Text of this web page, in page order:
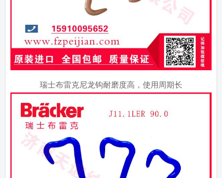
瑞士布雷克尼龙钩耐磨度高，使用周期长